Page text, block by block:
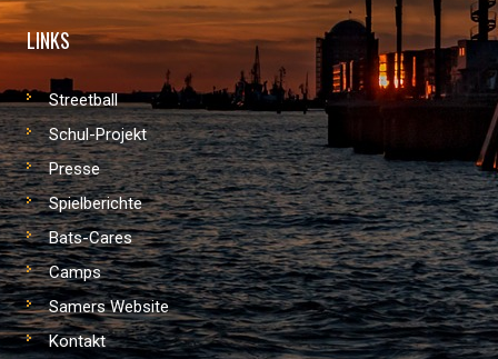
LINKS
Streetball
Schul-Projekt
Presse
Spielberichte
Bats-Cares
Camps
Samers Website
Kontakt